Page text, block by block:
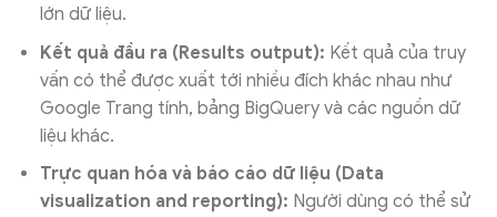
lớn dữ liệu.
Kết quả đầu ra (Results output): Kết quả của truy
vấn có thể được xuất tới nhiều đích khác nhau như
Google Trang tính, bảng BigQuery và các nguồn dữ
liệu khác.
Trực quan hóa và báo cáo dữ liệu (Data
visualization and reporting): Người dùng có thể sử